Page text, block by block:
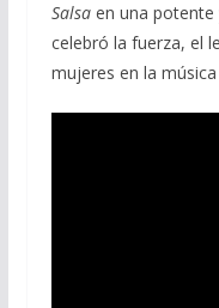
Salsaen una potente
celebró la fuerza, el
mujeres en la